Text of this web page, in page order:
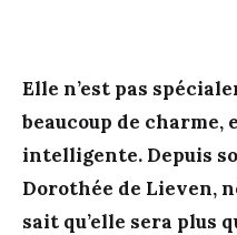
Elle n’est pas
beaucoup de charme,
intelligente. Depuis
Dorothée de Lieven,
sait qu’elle sera plus